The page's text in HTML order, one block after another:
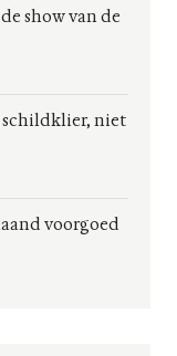
show van de
schildklier, niet
voorgoed